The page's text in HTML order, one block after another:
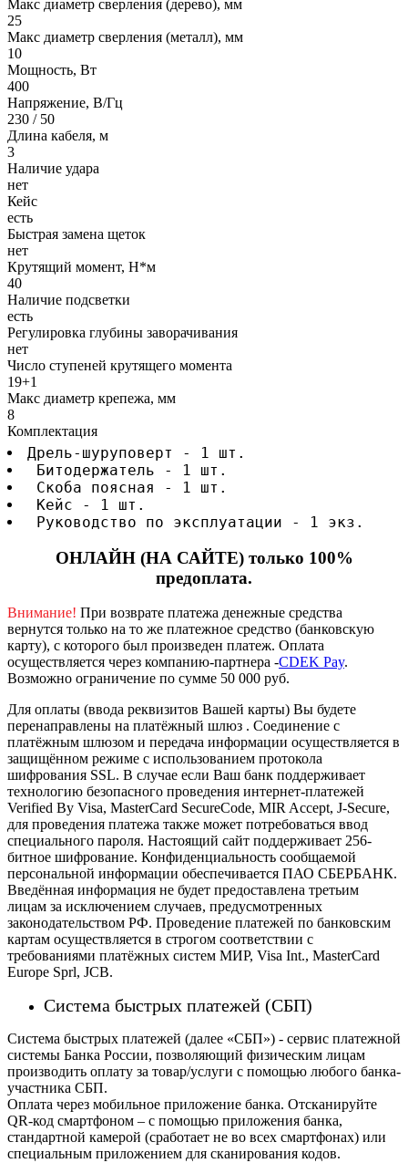
Макс диаметр сверления (дерево), мм
25
Макс диаметр сверления (металл), мм
10
Мощность, Вт
400
Напряжение, В/Гц
230 / 50
Длина кабеля, м
3
Наличие удара
нет
Кейс
есть
Быстрая замена щеток
нет
Крутящий момент, Н*м
40
Наличие подсветки
есть
Регулировка глубины заворачивания
нет
Число ступеней крутящего момента
19+1
Макс диаметр крепежа, мм
8
Комплектация
Дрель-шуруповерт - 1 шт.
Битодержатель - 1 шт.
Скоба поясная - 1 шт.
Кейс - 1 шт.
Руководство по эксплуатации - 1 экз.
ОНЛАЙН (НА САЙТЕ) только 100%
предоплата.
Внимание! При возврате платежа денежные средства
вернутся только на то же платежное средство (банковскую
карту), с которого был произведен платеж. Оплата
осуществляется через компанию-партнера -CDEK Pay.
Возможно ограничение по сумме 50 000 руб.
Для оплаты (ввода реквизитов Вашей карты) Вы будете
перенаправлены на платёжный шлюз . Соединение с
платёжным шлюзом и передача информации осуществляется в
защищённом режиме с использованием протокола
шифрования SSL. В случае если Ваш банк поддерживает
технологию безопасного проведения интернет-платежей
Verified By Visa, MasterCard SecureCode, MIR Accept, J-Secure,
для проведения платежа также может потребоваться ввод
специального пароля. Настоящий сайт поддерживает 256-
битное шифрование. Конфиденциальность сообщаемой
персональной информации обеспечивается ПАО СБЕРБАНК.
Введённая информация не будет предоставлена третьим
лицам за исключением случаев, предусмотренных
законодательством РФ. Проведение платежей по банковским
картам осуществляется в строгом соответствии с
требованиями платёжных систем МИР, Visa Int., MasterCard
Europe Sprl, JCB.
Система быстрых платежей (СБП)
Система быстрых платежей (далее «СБП») - сервис платежной
системы Банка России, позволяющий физическим лицам
производить оплату за товар/услуги с помощью любого банка-
участника СБП.
Оплата через мобильное приложение банка. Отсканируйте
QR-код смартфоном – с помощью приложения банка,
стандартной камерой (сработает не во всех смартфонах) или
специальным приложением для сканирования кодов.